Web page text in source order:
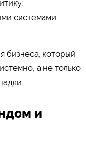
системами
бизнеса, который
а не только
и